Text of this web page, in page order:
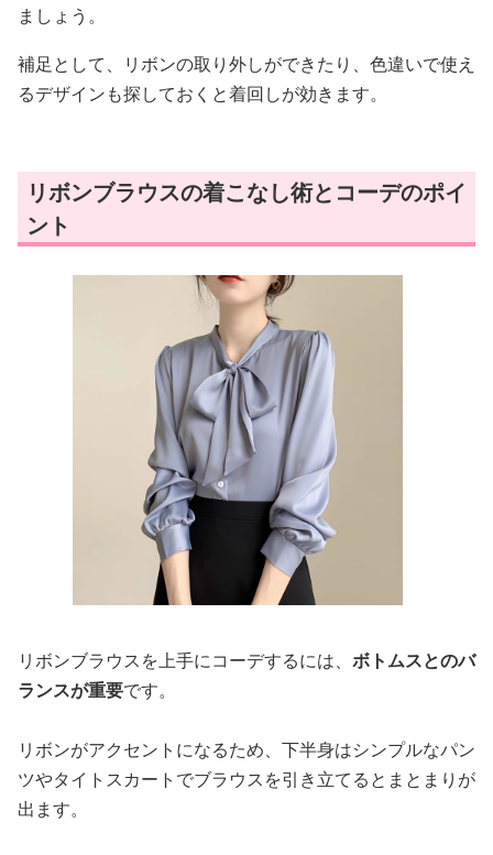
ましょう。
補足として、リボンの取り外しができたり、色違いで使え
るデザインも探しておくと着回しが効きます。
リボンブラウスの着こなし術とコーデのポイ
ント
リボンブラウスを上手にコーデするには、 ボトムスとのバ
ランスが重要です。
リボンがアクセントになるため、下半身はシンプルなパン
ツやタイトスカートでブラウスを引き立てるとまとまりが
出ます。